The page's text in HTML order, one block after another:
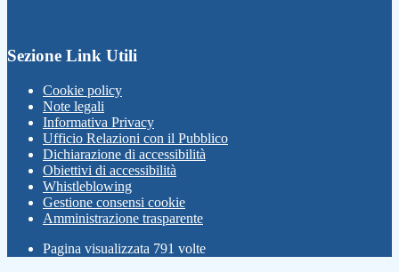
Sezione Link Utili
Cookie policy
Note legali
Informativa Privacy
Ufficio Relazioni con il Pubblico
Dichiarazione di accessibilità
Obiettivi di accessibilità
Whistleblowing
Gestione consensi cookie
Amministrazione trasparente
Pagina visualizzata 791 volte